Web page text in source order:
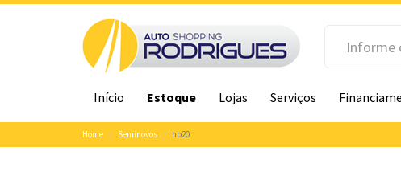
Início Estoque Lojas Serviços
Home Seminovos hb20